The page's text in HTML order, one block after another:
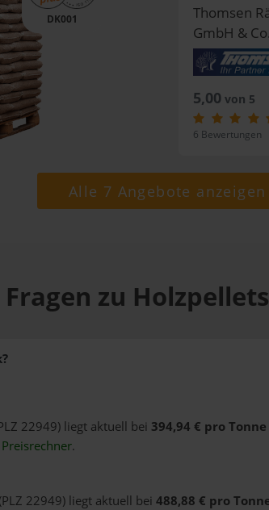
DK001
Thomsen
GmbH &
5,00 von 5
6 Bewertungen
Alle 7 Angebote anzeigen
zu
22949) liegt aktuell bei 394,94 € pro Tonne
Preisrechner.
22949) liegt aktuell bei 488,88 € pro